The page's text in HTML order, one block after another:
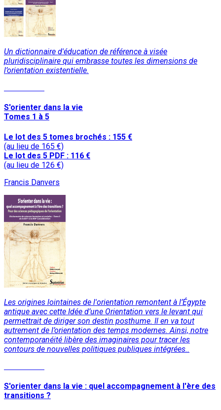
Un dictionnaire d'éducation de référence à visée
pluridisciplinaire qui embrasse toutes les dimensions de
l’orientation existentielle.
S'orienter dans la vie
Tomes 1 à 5
Le lot des 5 tomes brochés : 155 €
(au lieu de 165 €)
Le lot des 5 PDF : 116 €
(au lieu de 126 €)
Francis Danvers
Les origines lointaines de l'orientation remontent à l’Égypte
antique avec cette Idée d’une Orientation vers le levant qui
permettrait de diriger son destin posthume. Il en va tout
autrement de l’orientation des temps modernes. Ainsi, notre
contemporanéité libère des imaginaires pour tracer les
contours de nouvelles politiques publiques intégrées..
S'orienter dans la vie : quel accompagnement à l'ère des
transitions ?